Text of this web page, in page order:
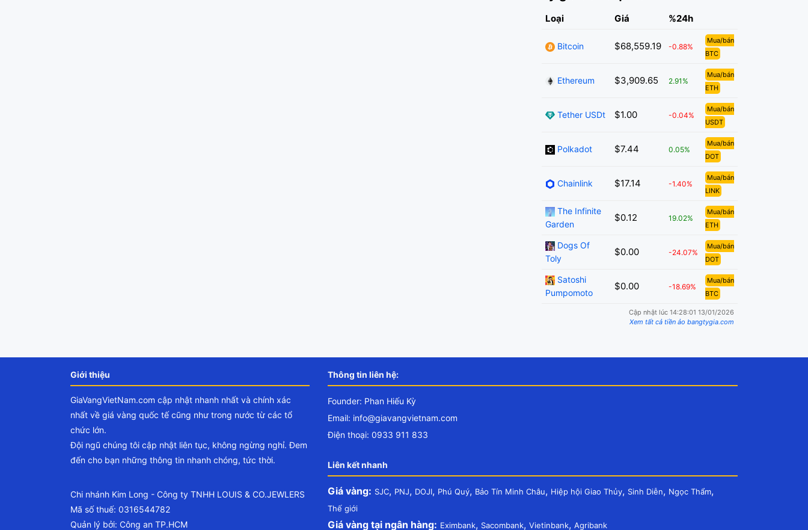
Loại Giá %24h
Bitcoin $68,559.19 -0.88%
Mua/bán
BTC
Ethereum $3,909.65 2.91%
Mua/bán
ETH
Tether USDt $1.00 -0.04%
Mua/bán
USDT
Polkadot $7.44 0.05%
Mua/bán
DOT
Chainlink $17.14 -1.40%
Mua/bán
LINK
The Infinite
Garden
$0.12 19.02%
Mua/bán
ETH
Dogs Of
Toly
$0.00 -24.07%
Mua/bán
DOT
Satoshi
Pumpomoto
$0.00 -18.69%
Mua/bán
BTC
Cập nhật lúc 14:28:01 13/01/2026
Xem tất cả tiền ảo bangtygia.com
Giới thiệu
GiaVangVietNam.com cập nhật nhanh nhất và chính xác
nhất về giá vàng quốc tế cũng như trong nước từ các tổ
chức lớn.
Đội ngũ chúng tôi cập nhật liên tục, không ngừng nghỉ. Đem
đến cho bạn những thông tin nhanh chóng, tức thời.
Chi nhánh Kim Long - Công ty TNHH LOUIS & CO.JEWLERS
Mã số thuế: 0316544782
Quản lý bởi: Công an TP.HCM
Thông tin liên hệ:
Founder: Phan Hiếu Kỳ
Email: info@giavangvietnam.com
Điện thoại: 0933 911 833
Liên kết nhanh
Giá vàng: SJC, PNJ, DOJI, Phú Quý, Bảo Tín Minh Châu, Hiệp hội Giao Thủy, Sinh Diễn, Ngọc Thẩm,
Thế giới
Giá vàng tại ngân hàng: Eximbank, Sacombank, Vietinbank, Agribank